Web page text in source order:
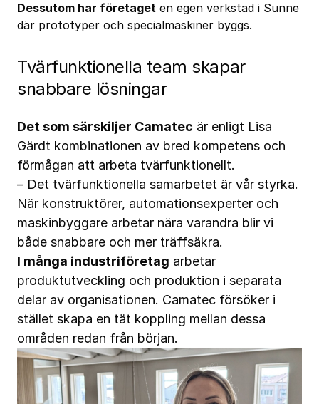
Dessutom har företaget en egen verkstad i Sunne
där prototyper och specialmaskiner byggs.
Tvärfunktionella team skapar
snabbare lösningar
Det som särskiljer Camatec är enligt Lisa
Gärdt kombinationen av bred kompetens och
förmågan att arbeta tvärfunktionellt.
– Det tvärfunktionella samarbetet är vår styrka.
När konstruktörer, automationsexperter och
maskinbyggare arbetar nära varandra blir vi
både snabbare och mer träffsäkra.
I många industriföretag arbetar
produktutveckling och produktion i separata
delar av organisationen. Camatec försöker i
stället skapa en tät koppling mellan dessa
områden redan från början.